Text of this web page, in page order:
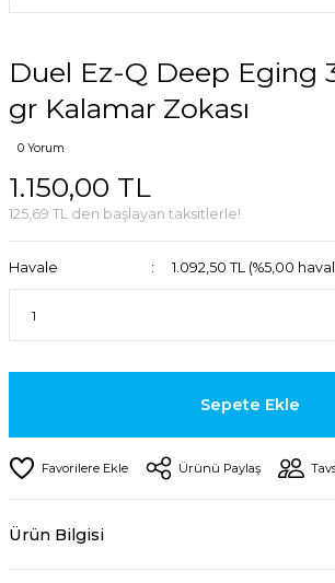
Duel Ez-Q Deep Eging
gr Kalamar Zokası
0 Yorum
1.150,00 TL
125,69 TL den başlayan taksitlerle!
Havale 1.092,50 TL (%5,00
Sepete Ekle
Ürünü Paylaş
Ürün Bilgisi